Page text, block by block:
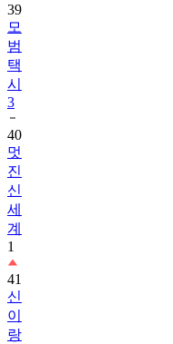
39
모
범
택
시
3
40
멋
진
신
세
계
1
41
신
이
랑